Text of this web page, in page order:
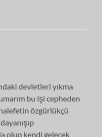
devletleri yıkma
bu işi cepheden
özgürlükçü
olup kendi gelecek